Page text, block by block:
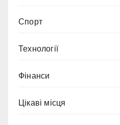
Спорт
Технології
Фінанси
Цікаві місця